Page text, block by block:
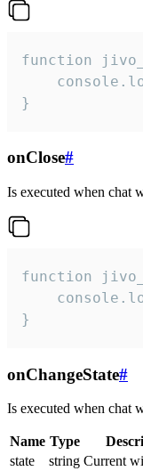
function
}
onClose#
Is executed when chat
function
}
onChangeState#
Is executed when chat
Name Type
state
string Current